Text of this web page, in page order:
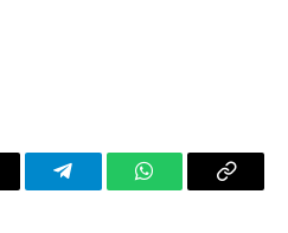
TelegramWhatsAppCopy